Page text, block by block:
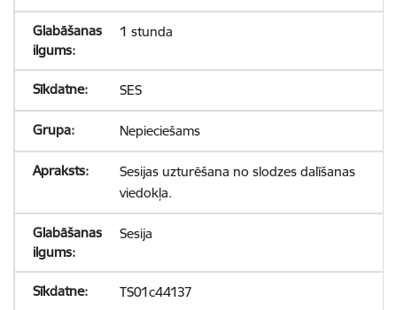
1 stunda
SES
Nepieciešams
Sesijas uzturēšana no slodzes dalīšanas
viedokļa.
Sesija
TS01c44137